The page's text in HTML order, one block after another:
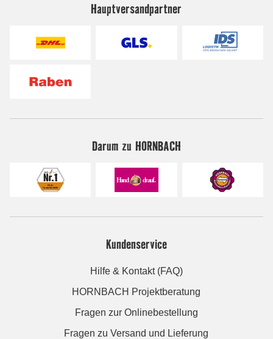
Hauptversandpartner
Darum zu HORNBACH
Kundenservice
Hilfe & Kontakt (FAQ)
HORNBACH Projektberatung
Fragen zur Onlinebestellung
Fragen zu Versand und Lieferung